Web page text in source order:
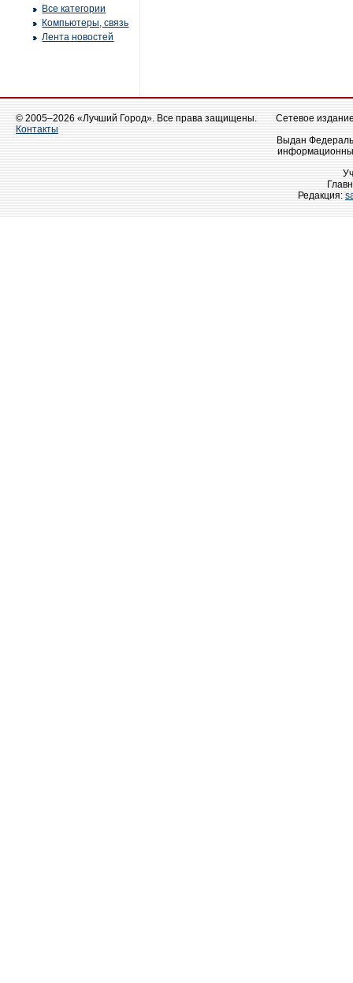
Все категории
Компьютеры, связь
Лента новостей
© 2005–2026 «Лучший Город». Все права защищены.
Контакты
Сетевое
Выдан
Редакция: